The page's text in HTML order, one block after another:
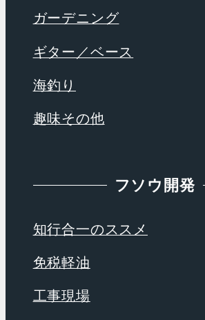
ガーデニング
ギター／ベース
海釣り
趣味その他
フソウ開発
知行合一のススメ
免税軽油
工事現場